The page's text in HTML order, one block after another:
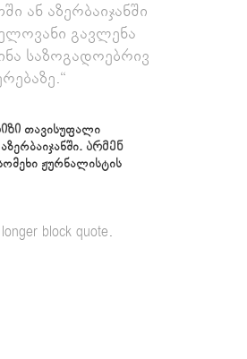
ან აზერბაიჯანში
გავლენა
საზოგადოებრივ
თავისუფალი
არმენ
ჟურნალისტის
block quote.